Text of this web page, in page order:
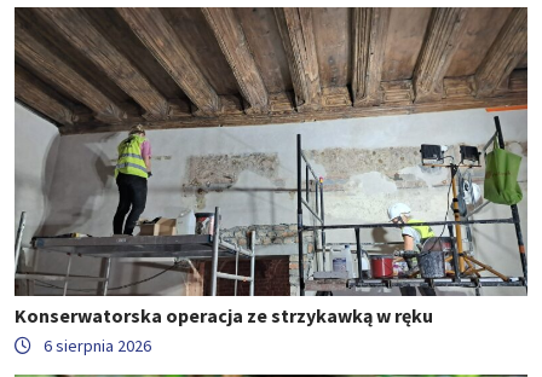
Konserwatorska operacja ze strzykawką w ręku
6 sierpnia 2026